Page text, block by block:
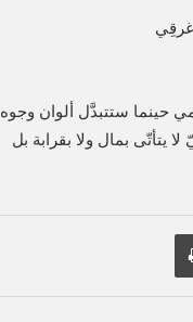
غرقِي
حينما ستتبدَّل ألوان وجوه
يتأتّى بمال ولا بقرابة بل